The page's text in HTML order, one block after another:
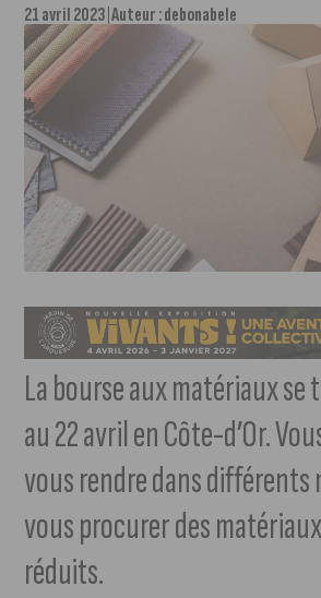
21 avril 2023 Auteur :debonabele
La bourse aux matériaux se
au 22 avril en Côte-d’Or.
vous rendre dans différents
vous procurer des
réduits.